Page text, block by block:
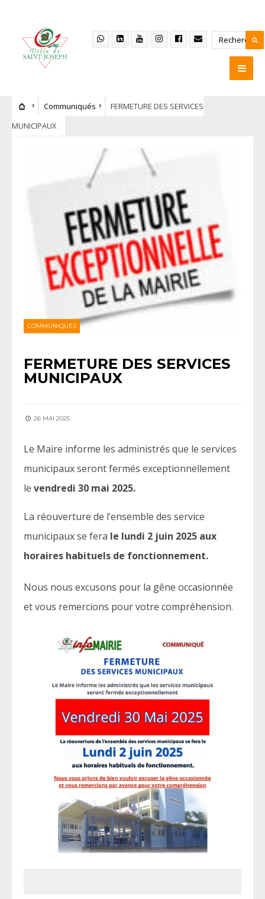
Communiqués
FERMETURE DES SERVICES
MUNICIPAUX
COMMUNIQUÉS
FERMETURE DES SERVICES
MUNICIPAUX
26 MAI 2025
Le Maire informe les administrés que le services
municipaux seront fermés exceptionnellement
le vendredi 30 mai 2025.
La réouverture de l’ensemble des service
municipaux se fera le lundi 2 juin 2025 aux
horaires habituels de fonctionnement.
Nous nous excusons pour la gêne occasionnée
et vous remercions pour votre compréhension.